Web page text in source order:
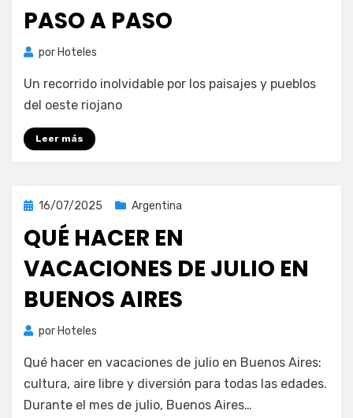
PASO A PASO
por Hoteles
Un recorrido inolvidable por los paisajes y pueblos
del oeste riojano
Leer más
Publicada
16/07/2025 Argentina
QUÉ HACER EN
VACACIONES DE JULIO EN
BUENOS AIRES
por Hoteles
Qué hacer en vacaciones de julio en Buenos Aires:
cultura, aire libre y diversión para todas las edades.
Durante el mes de julio, Buenos Aires…